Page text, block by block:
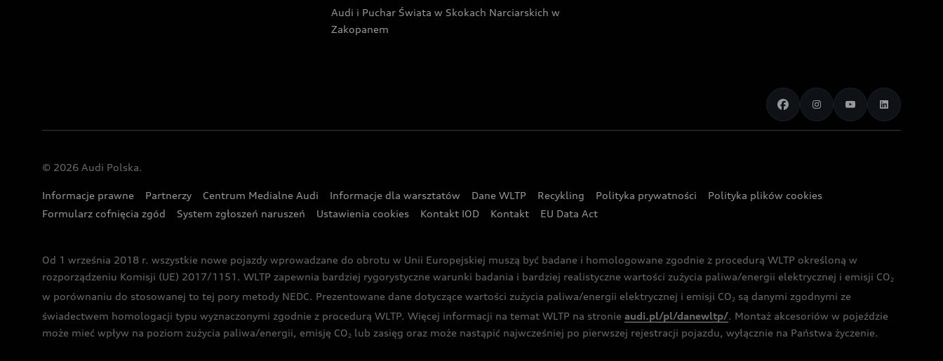
Audi i Puchar Świata w Skokach Narciarskich w
Zakopanem
© 2026 Audi Polska.
Informacje prawne Partnerzy Centrum Medialne Audi Informacje dla warsztatów Dane WLTP Recykling Polityka prywatności
Polityka plików cookies
Formularz cofnięcia zgód
System zgłoszeń naruszeń Ustawienia cookies Kontakt IOD Kontakt EU Data Act
Od 1 września 2018 r. wszystkie nowe pojazdy wprowadzane do obrotu w Unii Europejskiej muszą być badane i homologowane zgodnie z procedurą WLTP określoną w
rozporządzeniu Komisji (UE) 2017/1151. WLTP zapewnia bardziej rygorystyczne warunki badania i bardziej realistyczne wartości zużycia paliwa/energii elektrycznej i emisji CO2
w porównaniu do stosowanej to tej pory metody NEDC. Prezentowane dane dotyczące wartości zużycia paliwa/energii elektrycznej i emisji CO2 są danymi zgodnymi ze
świadectwem homologacji typu wyznaczonymi zgodnie z procedurą WLTP. Więcej informacji na temat WLTP na stronie audi.pl/pl/danewltp/. Montaż akcesoriów w pojeździe
może mieć wpływ na poziom zużycia paliwa/energii, emisję CO2 lub zasięg oraz może nastąpić najwcześniej po pierwszej rejestracji pojazdu, wyłącznie na Państwa życzenie.